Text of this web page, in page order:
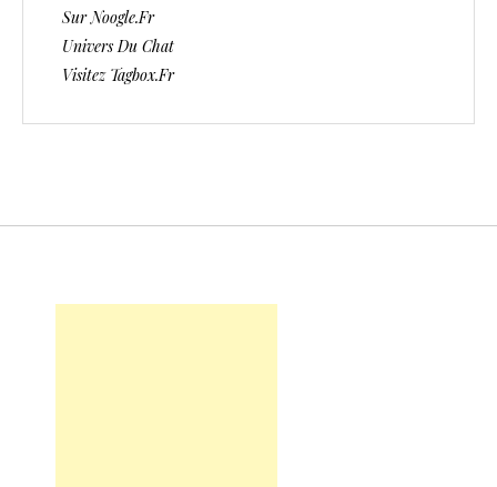
Sur Noogle.fr
Univers Du Chat
Visitez Tagbox.fr